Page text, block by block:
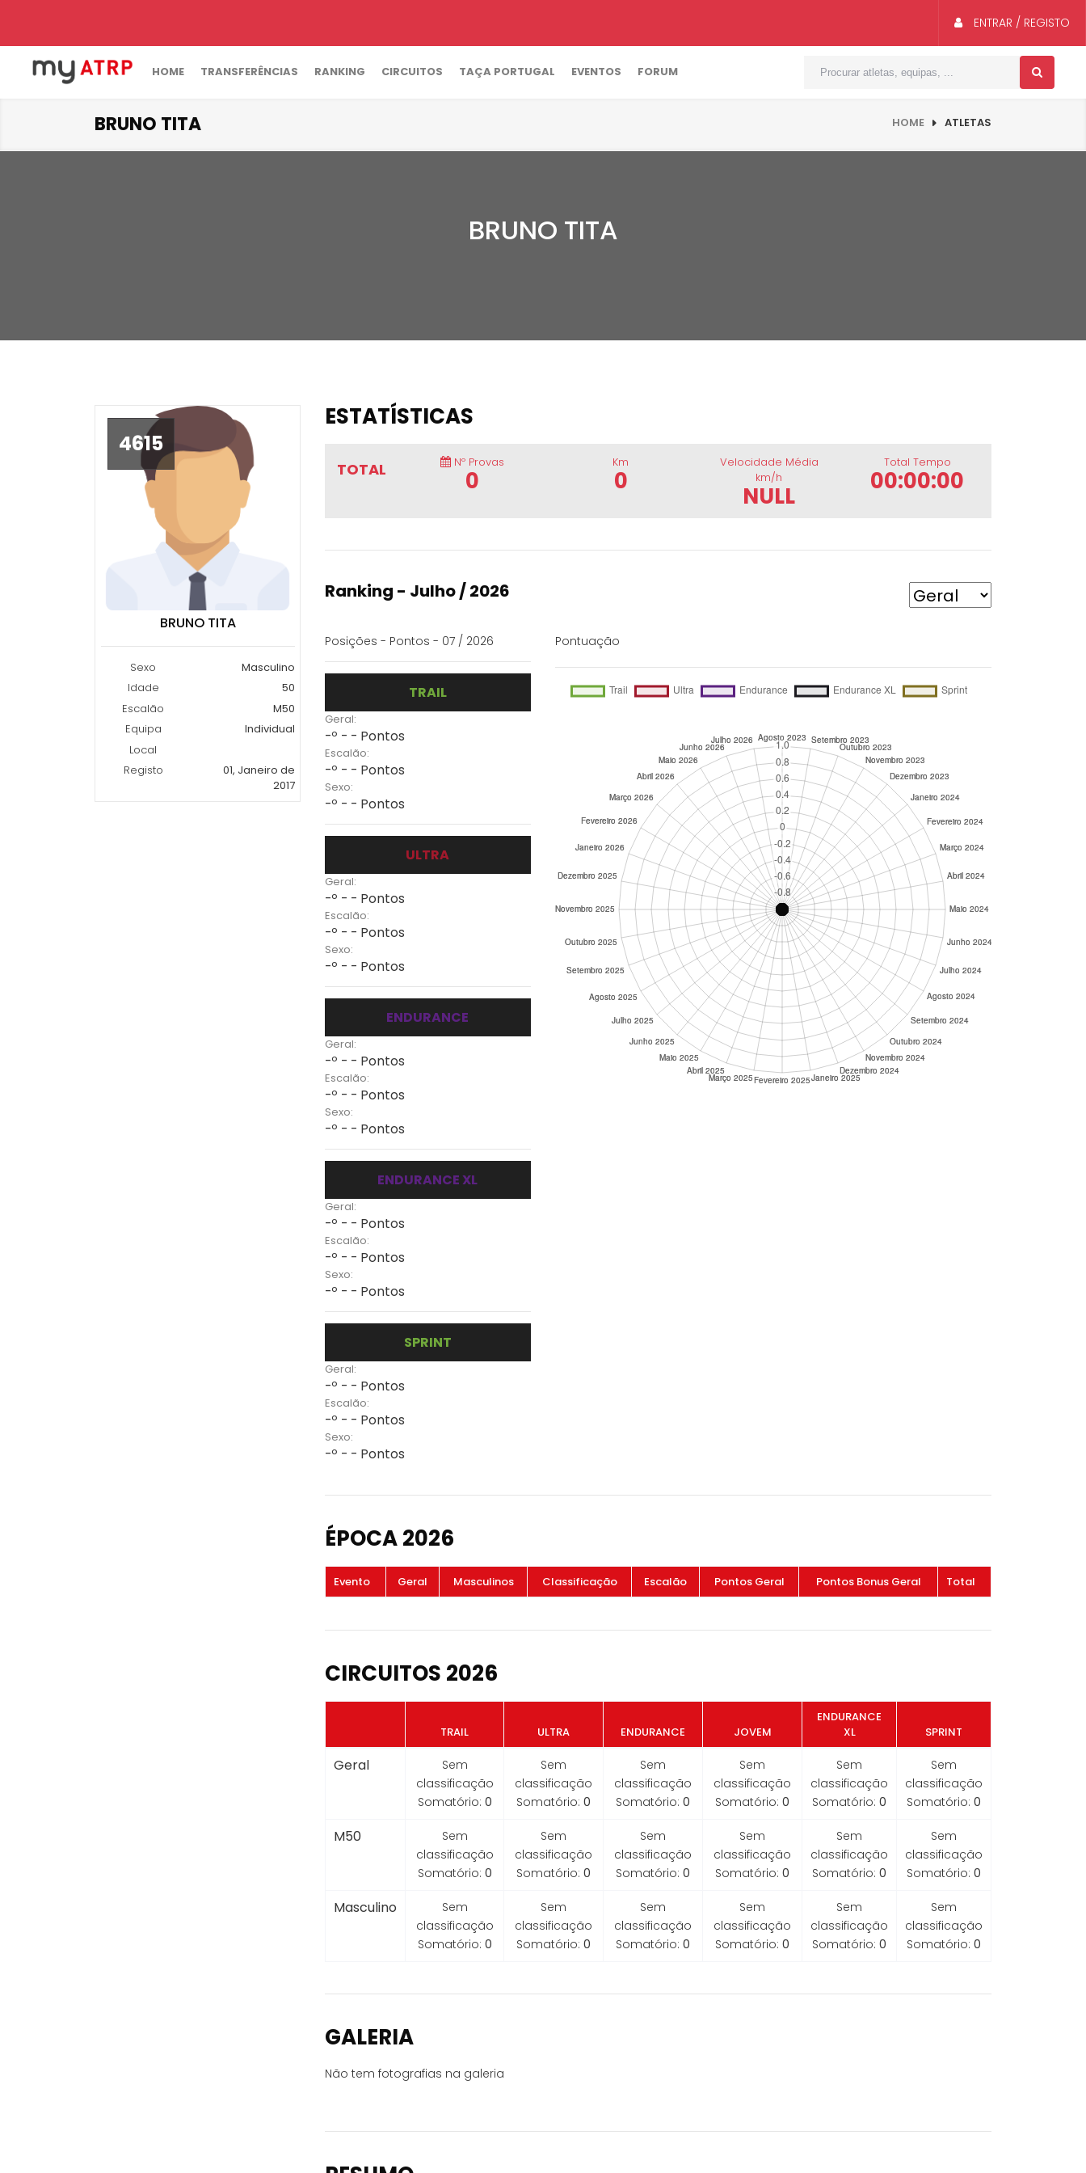
ENTRAR / REGISTO
HOME TRANSFERÊNCIAS RANKING CIRCUITOS TAÇA PORTUGAL EVENTOS FORUM
BRUNO TITA HOME ATLETAS
BRUNO TITA
4615
BRUNO TITA
Sexo
Masculino
Idade
50
Escalão
M50
Equipa
Individual
Local
Registo
01, Janeiro de
2017
ESTATÍSTICAS
TOTAL Nº Provas
0
Km
0
Velocidade Média
km/h
NULL
Total Tempo
00:00:00
Ranking - Julho / 2026
Posições - Pontos - 07 / 2026
TRAIL
Geral:
-º - - Pontos
Escalão:
-º - - Pontos
Sexo:
-º - - Pontos
ULTRA
Geral:
-º - - Pontos
Escalão:
-º - - Pontos
Sexo:
-º - - Pontos
ENDURANCE
Geral:
-º - - Pontos
Escalão:
-º - - Pontos
Sexo:
-º - - Pontos
ENDURANCE XL
Geral:
-º - - Pontos
Escalão:
-º - - Pontos
Sexo:
-º - - Pontos
SPRINT
Geral:
-º - - Pontos
Escalão:
-º - - Pontos
Sexo:
-º - - Pontos
Pontuação
ÉPOCA 2026
Evento Geral Masculinos Classificação Escalão Pontos Geral Pontos Bonus Geral Total
CIRCUITOS 2026
TRAIL ULTRA ENDURANCE JOVEM
ENDURANCE
XL
SPRINT
Geral
Sem
classificação
Somatório: 0
Sem
classificação
Somatório: 0
Sem
classificação
Somatório: 0
Sem
classificação
Somatório: 0
Sem
classificação
Somatório: 0
Sem
classificação
Somatório: 0
M50
Sem
classificação
Somatório: 0
Sem
classificação
Somatório: 0
Sem
classificação
Somatório: 0
Sem
classificação
Somatório: 0
Sem
classificação
Somatório: 0
Sem
classificação
Somatório: 0
Masculino
Sem
classificação
Somatório: 0
Sem
classificação
Somatório: 0
Sem
classificação
Somatório: 0
Sem
classificação
Somatório: 0
Sem
classificação
Somatório: 0
Sem
classificação
Somatório: 0
GALERIA
Não tem fotografias na galeria